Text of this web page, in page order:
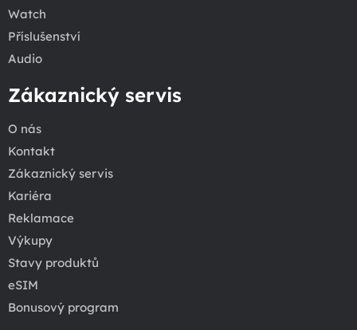
Watch
Příslušenství
Audio
Zákaznický servis
O nás
Kontakt
Zákaznický servis
Kariéra
Reklamace
Výkupy
Stavy produktů
eSIM
Bonusový program